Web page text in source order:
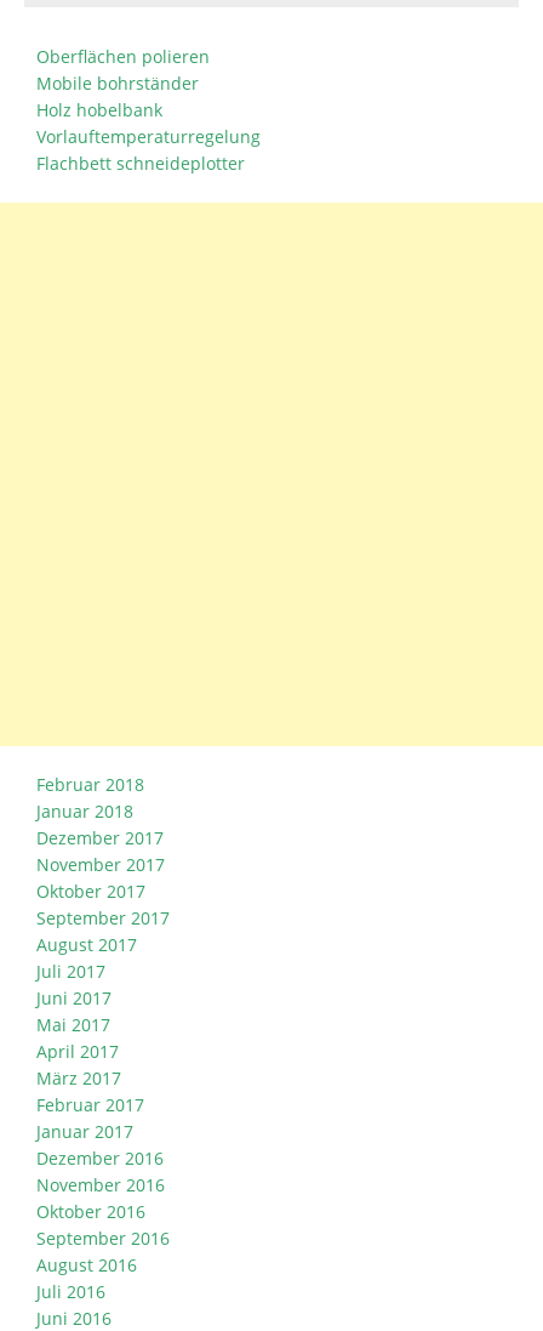
Oberflächen polieren
Mobile bohrständer
Holz hobelbank
Vorlauftemperaturregelung
Flachbett schneideplotter
Februar 2018
Januar 2018
Dezember 2017
November 2017
Oktober 2017
September 2017
August 2017
Juli 2017
Juni 2017
Mai 2017
April 2017
März 2017
Februar 2017
Januar 2017
Dezember 2016
November 2016
Oktober 2016
September 2016
August 2016
Juli 2016
Juni 2016